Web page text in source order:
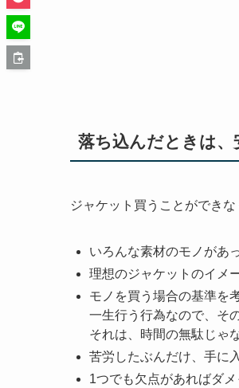
落ち込んだときは、
ジャケット買うことができ
いろんな素材のモノがあ
理想のジャケットのイメ
モノを買う場合の基準を
一生行う行為なので、そ
それは、時間の無駄じゃ
苦労したぶんだけ、手に
1つでも欠点があればダ